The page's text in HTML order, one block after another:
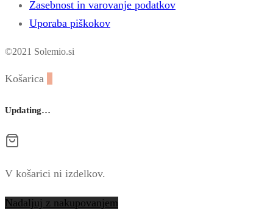
Zasebnost in varovanje podatkov
Uporaba piškokov
©2021 Solemio.si
Košarica
Updating…
V košarici ni izdelkov.
Nadaljuj z nakupovanjem